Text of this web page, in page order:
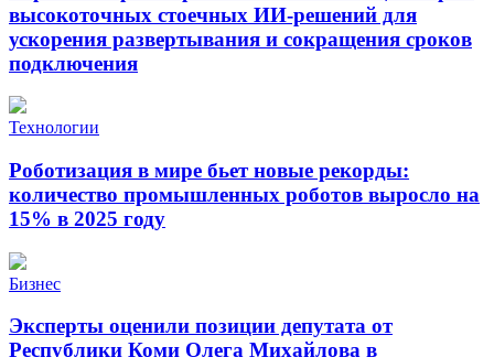
высокоточных стоечных ИИ-решений для
ускорения развертывания и сокращения сроков
подключения
Технологии
Роботизация в мире бьет новые рекорды:
количество промышленных роботов выросло на
15% в 2025 году
Бизнес
Эксперты оценили позиции депутата от
Республики Коми Олега Михайлова в